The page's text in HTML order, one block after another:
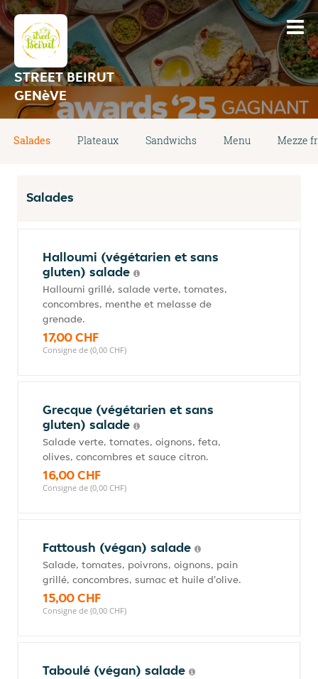
STREET BEIRUT
GENèVE
Salades Plateaux Sandwichs Menu Mezze
Salades
Halloumi (végétarien et sans
gluten) salade
Halloumi grillé, salade verte, tomates,
concombres, menthe et melasse de
grenade.
17,00 CHF
Consigne de (0,00 CHF)
Grecque (végétarien et sans
gluten) salade
Salade verte, tomates, oignons, feta,
olives, concombres et sauce citron.
16,00 CHF
Consigne de (0,00 CHF)
Fattoush (végan) salade
Salade, tomates, poivrons, oignons, pain
grillé, concombres, sumac et huile d'olive.
15,00 CHF
Consigne de (0,00 CHF)
Taboulé (végan) salade